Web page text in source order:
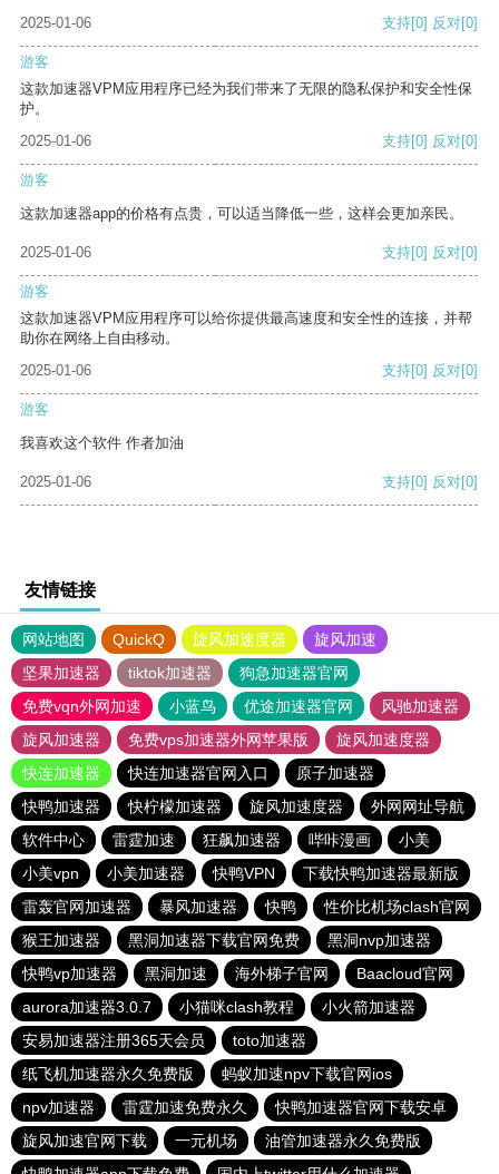
2025-01-06 支持[0] 反对[0]
游客
这款加速器VPM应用程序已经为我们带来了无限的隐私保护和安全性保
护。
2025-01-06
支持[0] 反对[0]
游客
这款加速器app的价格有点贵，可以适当降低一些，这样会更加亲民。
2025-01-06 支持[0] 反对[0]
游客
这款加速器VPM应用程序可以给你提供最高速度和安全性的连接，并帮
助你在网络上自由移动。
2025-01-06
支持[0] 反对[0]
游客
我喜欢这个软件 作者加油
2025-01-06 支持[0] 反对[0]
友情链接
网站地图 QuickQ 旋风加速度器
旋风加速
坚果加速器
tiktok加速器
狗急加速器官网
免费vqn外网加速
小蓝鸟 优途加速器官网
风驰加速器
旋风加速器
免费vps加速器外网苹果版
旋风加速度器
快连加速器
快连加速器官网入口
原子加速器
快鸭加速器
快柠檬加速器 旋风加速度器
外网网址导航
软件中心
雷霆加速 狂飙加速器 哔咔漫画
小美
小美vpn
小美加速器 快鸭VPN
下载快鸭加速器最新版
雷轰官网加速器
暴风加速器 快鸭
性价比机场clash官网
猴王加速器
黑洞加速器下载官网免费
黑洞nvp加速器
快鸭vp加速器
黑洞加速 海外梯子官网
Baacloud官网
aurora加速器3.0.7
小猫咪clash教程
小火箭加速器
安易加速器注册365天会员
toto加速器
纸飞机加速器永久免费版
蚂蚁加速npv下载官网ios
npv加速器
雷霆加速免费永久
快鸭加速器官网下载安卓
旋风加速官网下载
一元机场
油管加速器永久免费版